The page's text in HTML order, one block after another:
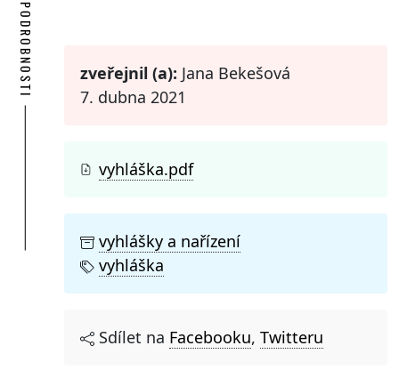
PODROBNOSTI zveřejnil (a): Jana Bekešová
7. dubna 2021
vyhláška.pdf
vyhlášky a nařízení
vyhláška
Sdílet na Facebooku, Twitteru